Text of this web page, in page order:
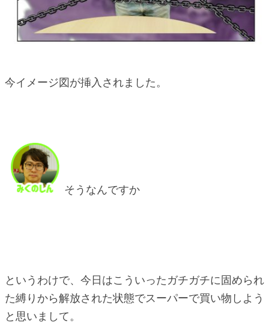
今イメージ図が挿入されました。
そうなんですか
というわけで、今日はこういったガチガチに固められ
た縛りから解放された状態でスーパーで買い物しよう
と思いまして。